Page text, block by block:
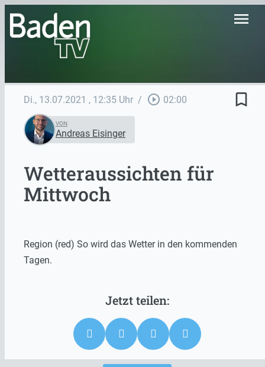
menu
Di., 13.07.2021 , 12:35 Uhr / play_circle_outline 02:00 bookmark_border
VON
Andreas Eisinger
Wetteraussichten für
Mittwoch
Region (red) So wird das Wetter in den kommenden
Tagen.